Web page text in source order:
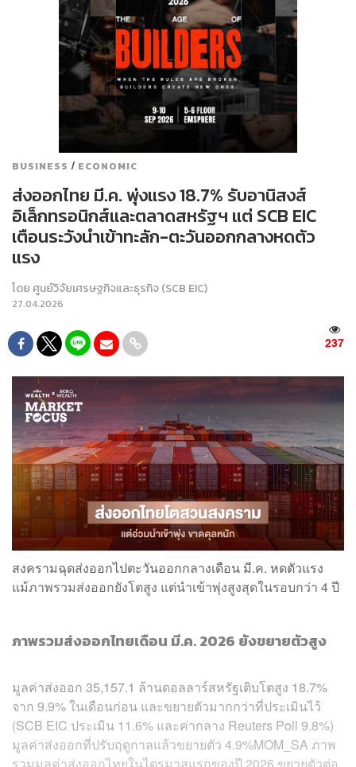
BUSINESS / ECONOMIC
ส่งออกไทย มี.ค. พุ่งแรง 18.7% รับอานิสงส์
อิเล็กทรอนิกส์และตลาดสหรัฐฯ แต่ SCB EIC
เตือนระวังนำเข้าทะลัก-ตะวันออกกลางหดตัว
แรง
โดย ศูนย์วิจัยเศรษฐกิจและธุรกิจ (SCB EIC)
27.04.2026
237
สงครามฉุดส่งออกไปตะวันออกกลางเดือน มี.ค. หดตัวแรง
แม้ภาพรวมส่งออกยังโตสูง แต่นำเข้าพุ่งสูงสุดในรอบกว่า 4 ปี
ภาพรวมส่งออกไทยเดือน มี.ค. 2026 ยังขยายตัวสูง
มูลค่าส่งออก 35,157.1 ล้านดอลลาร์สหรัฐเติบโตสูง 18.7%
จาก 9.9% ในเดือนก่อน และขยายตัวมากกว่าที่ประเมินไว้
(SCB EIC ประเมิน 11.6% และค่ากลาง Reuters Poll 9.8%)
มูลค่าส่งออกที่ปรับฤดูกาลแล้วขยายตัว 4.9%MOM_SA ภาพ
รวมมูลค่าส่งออกไทยในไตรมาสแรกของปี 2026 ขยายตัวต่อ